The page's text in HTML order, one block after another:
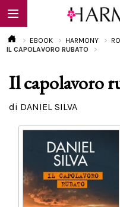
EBOOK
EBOOK HARMONY
IL CAPOLAVORO RUBATO
Il capolavoro
di DANIEL SILVA